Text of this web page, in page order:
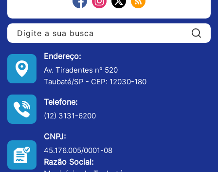
Endereço:
Av. Tiradentes nº 520
Taubaté/SP - CEP: 12030-180
Telefone:
(12) 3131-6200
CNPJ:
45.176.005/0001-08
Razão Social: